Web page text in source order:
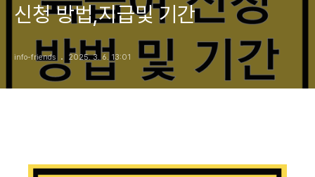
신청 방법,지급및 기간
info-friends 2025. 3. 6. 13:01